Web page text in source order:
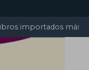
importados más